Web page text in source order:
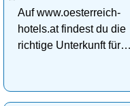
Auf www.oesterreich-
hotels.at findest du die
richtige Unterkunft für